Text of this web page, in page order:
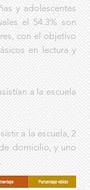
y adolescentes
el 54.3% son
con el objetivo
en lectura y
a la escuela
a la escuela, 2
domicilio, y uno